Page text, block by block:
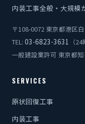
内装工事全般・大規模
〒108-0072 東京都港区
TEL: 03-6823-3631
（
一般建設業許可 東京都
SERVICES
原状回復工事
内装工事